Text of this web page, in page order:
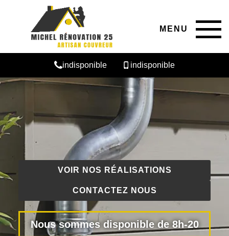
MENU
indisponible indisponible
VOIR NOS RÉALISATIONS
CONTACTEZ NOUS
Nous sommes disponible de 8h-20